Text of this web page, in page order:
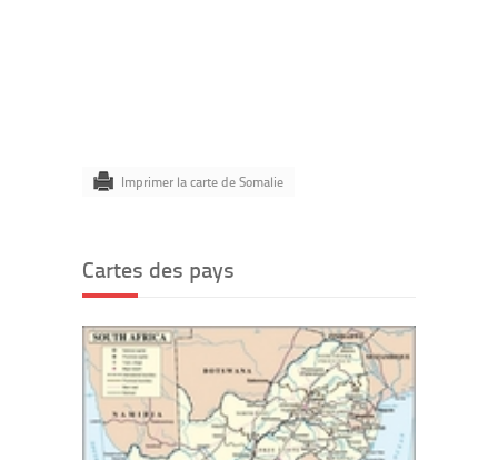
Imprimer la carte de Somalie
Cartes des pays